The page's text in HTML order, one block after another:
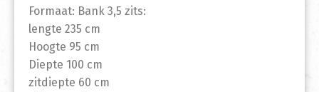
Formaat: Bank 3,5 zits:
lengte 235 cm
Hoogte 95 cm
Diepte 100 cm
zitdiepte 60 cm